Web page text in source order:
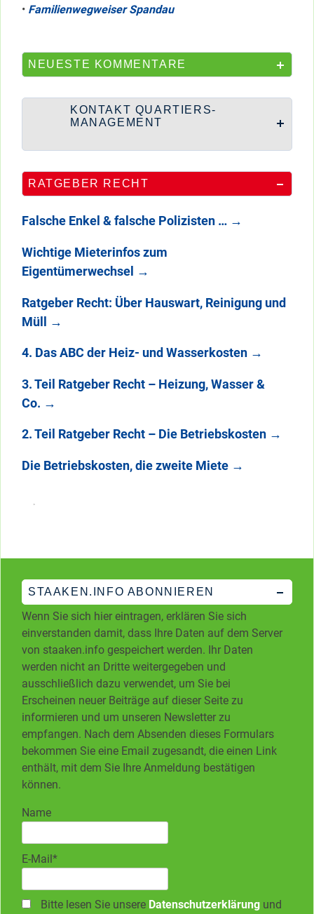
• Familienwegweiser Spandau
NEUESTE KOMMENTARE
KONTAKT QUARTIERS-
MANAGEMENT
RATGEBER RECHT
Falsche Enkel & falsche Polizisten … →
Wichtige Mieterinfos zum
Eigentümerwechsel →
Ratgeber Recht: Über Hauswart, Reinigung und
Müll →
4. Das ABC der Heiz- und Wasserkosten →
3. Teil Ratgeber Recht – Heizung, Wasser &
Co. →
2. Teil Ratgeber Recht – Die Betriebskosten →
Die Betriebskosten, die zweite Miete →
STAAKEN.INFO ABONNIEREN
Wenn Sie sich hier eintragen, erklären Sie sich
einverstanden damit, dass Ihre Daten auf dem Server
von staaken.info gespeichert werden. Ihr Daten
werden nicht an Dritte weitergegeben und
ausschließlich dazu verwendet, um Sie bei
Erscheinen neuer Beiträge auf dieser Seite zu
informieren und um unseren Newsletter zu
empfangen. Nach dem Absenden dieses Formulars
bekommen Sie eine Email zugesandt, die einen Link
enthält, mit dem Sie Ihre Anmeldung bestätigen
können.
Name
E-Mail*
Bitte lesen Sie unsere Datenschutzerklärung und